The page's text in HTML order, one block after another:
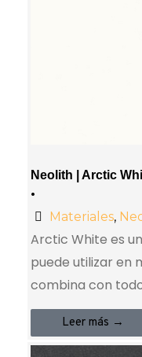
Neolith | Arctic
•
Materiales,
Arctic White es
puede utilizar en
combina con
Leer más →